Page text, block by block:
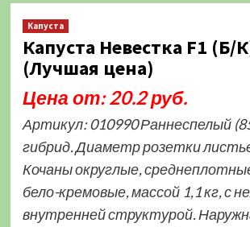
Капуста
Капуста Невестка F1 (Б/
(Лучшая цена)
Цена от: 20.2 руб.
Артикул: 010990 Раннеспелый
гибрид. Диаметр розетки
Кочаны округлые,
бело-кремовые, массой 1,1 кг, с
внутренней структурой.